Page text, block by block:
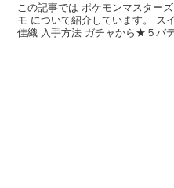
この記事では ポケモンマスター
モ について紹介しています。 ス
佳織 入手方法 ガチャから★５バ